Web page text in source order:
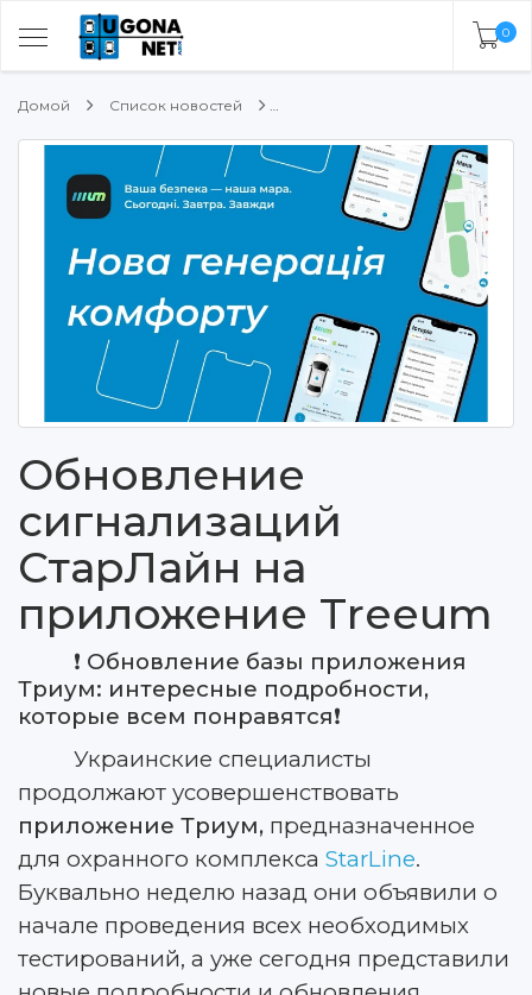
0
Домой Список новостей
Обновление
сигнализаций
СтарЛайн на
приложение Treeum
❗ Обновление базы приложения
Триум: интересные подробности,
которые всем понравятся❗
Украинские специалисты
продолжают усовершенствовать
приложение Триум, предназначенное
для охранного комплекса StarLine.
Буквально неделю назад они объявили о
начале проведения всех необходимых
тестирований, а уже сегодня представили